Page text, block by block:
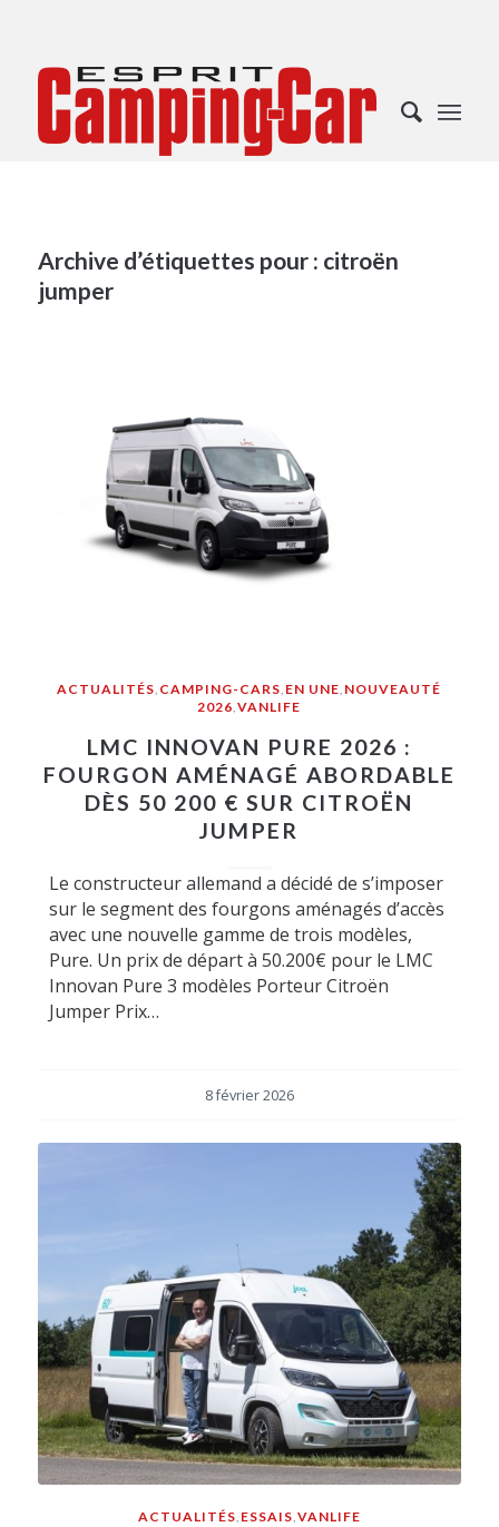
Archive d’étiquettes pour : citroën
jumper
ACTUALITÉS CAMPING-CARS EN UNE NOUVEAUTÉ
2026 ,VANLIFE
LMC INNOVAN PURE 2026 :
FOURGON AMÉNAGÉ ABORDABLE
DÈS 50 200 € SUR CITROËN
JUMPER
Le constructeur allemand a décidé de s’imposer
sur le segment des fourgons aménagés d’accès
avec une nouvelle gamme de trois modèles,
Pure. Un prix de départ à 50.200€ pour le LMC
Innovan Pure 3 modèles Porteur Citroën
Jumper Prix…
8 février 2026
ACTUALITÉS, ESSAIS,VANLIFE